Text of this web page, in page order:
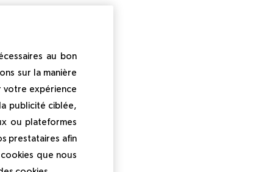
au bon
sur la manière
votre expérience
publicité ciblée,
ou plateformes
prestataires afin
que nous